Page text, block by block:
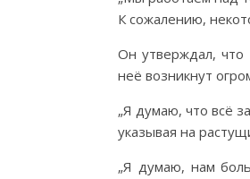
К сожалению,
Он утверждал, что
неё возникнут
„Я думаю, что всё
указывая на
„Я думаю, нам